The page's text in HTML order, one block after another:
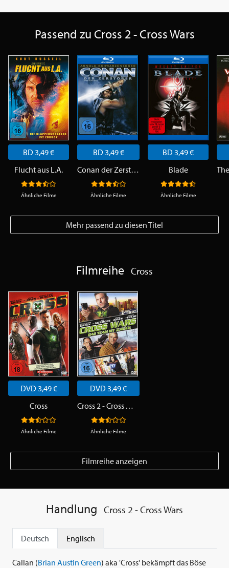
Passend zu Cross 2 - Cross Wars
BD 3,49 €
Flucht aus L.A.
Ähnliche Filme
BD 3,49 €
Conan der Zerstörer
Ähnliche Filme
BD 3,49 €
Blade
Ähnliche Filme
Mehr passend zu diesen Titel
Filmreihe Cross
DVD 3,49 €
Cross
Ähnliche Filme
DVD 3,49 €
Cross 2 - Cross Wars
Ähnliche Filme
Filmreihe anzeigen
Handlung Cross 2 - Cross Wars
Deutsch Englisch
Callan (Brian Austin Green) aka 'Cross' bekämpft das Böse